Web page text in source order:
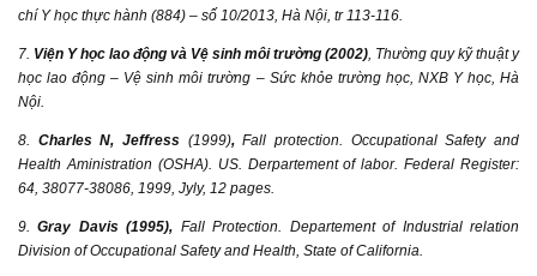
chí Y học thực hành (884) – số 10/2013, Hà Nội, tr 113-116.
7. Viện Y học lao động và Vệ sinh môi trường (2002), Thường quy kỹ thuật y
học lao động – Vệ sinh môi trường – Sức khỏe trường học, NXB Y học, Hà
Nội.
8. Charles N, Jeffress (1999),Fall protection. Occupational Safety and
Health Aministration (OSHA). US. Derpartement of labor. Federal Register:
64, 38077-38086, 1999, Jyly, 12 pages.
9.Gray Davis (1995), Fall Protection. Departement of Industrial relation
Division of Occupational Safety and Health, State of California.